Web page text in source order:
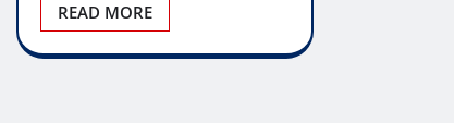
READ MORE